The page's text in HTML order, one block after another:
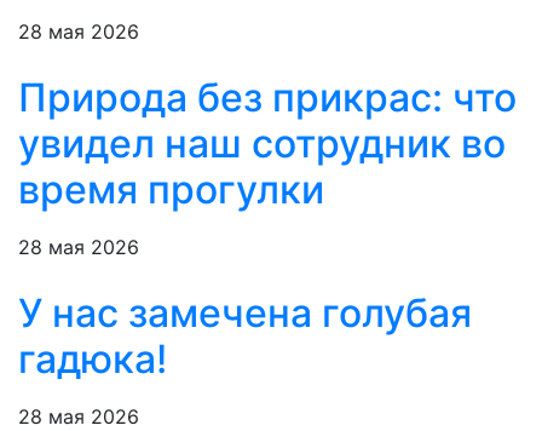
28 мая 2026
Природа без прикрас: что
увидел наш сотрудник во
время прогулки
28 мая 2026
У нас замечена голубая
гадюка!
28 мая 2026